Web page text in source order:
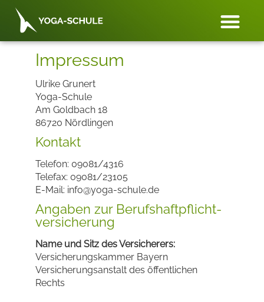
Impressum
Ulrike Grunert
Yoga-Schule
Am Goldbach 18
86720 Nördlingen
Kontakt
Telefon: 09081/4316
Telefax: 09081/23105
E-Mail: info@yoga-schule.de
Angaben zur Berufs­haftpflicht­
versicherung
Name und Sitz des Versicherers:
Versicherungskammer Bayern
Versicherungsanstalt des öffentlichen
Rechts